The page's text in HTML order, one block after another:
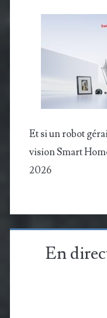
Et si un robot
vision Smart
2026
En